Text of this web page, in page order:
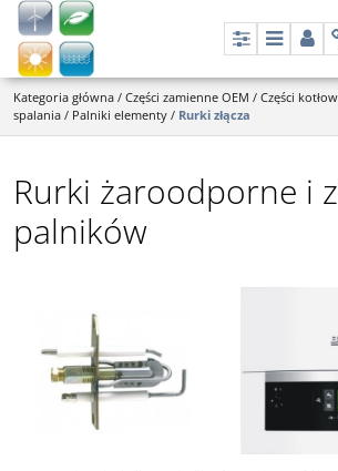
PanelMenu
Kategoria główna / Części zamienne OEM / Części
spalania / Palniki elementy / Rurki złącza
Rurki żaroodporne i
palników